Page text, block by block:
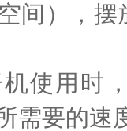
间），
使用时
需要的速